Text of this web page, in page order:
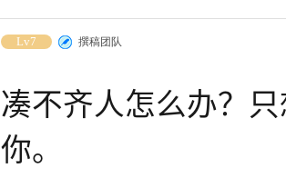
Lv7 撰稿团队
凑不齐人怎么办？
你。